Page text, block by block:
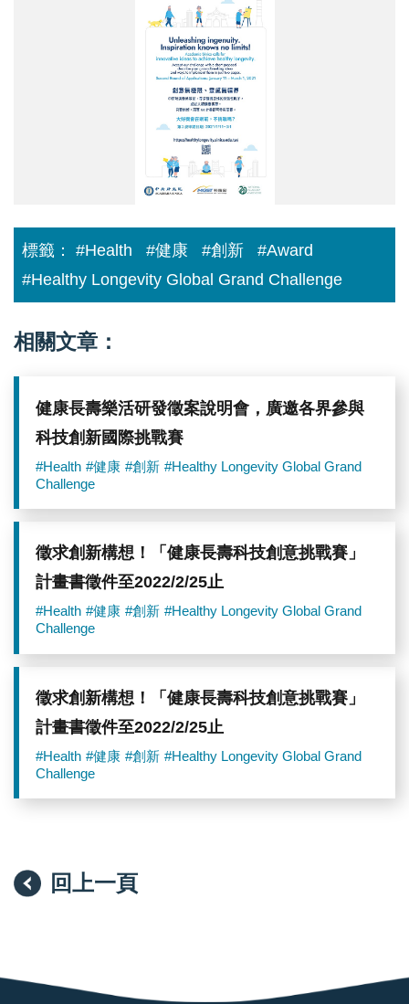
標籤： #Health #健康 #創新
#Award
#Healthy Longevity Global Grand Challenge
相關文章：
健康長壽樂活研發徵案說明會，廣邀各界參與
科技創新國際挑戰賽
#Health #健康 #創新 #Healthy Longevity Global Grand
Challenge
徵求創新構想！「健康長壽科技創意挑戰賽」
計畫書徵件至2022/2/25止
#Health #健康 #創新 #Healthy Longevity Global Grand
Challenge
徵求創新構想！「健康長壽科技創意挑戰賽」
計畫書徵件至2022/2/25止
#Health #健康 #創新 #Healthy Longevity Global Grand
Challenge
回上一頁